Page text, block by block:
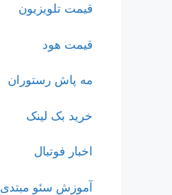
قیمت تلویزیون
قیمت هود
مه پاش رستوران
خرید بک لینک
اخبار فوتبال
آموزش سئو مبتدی